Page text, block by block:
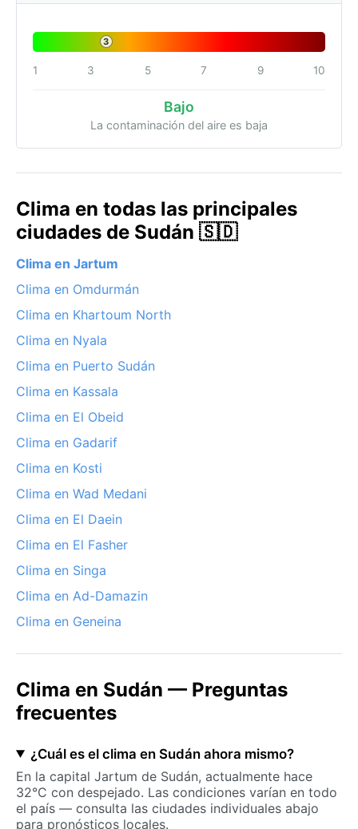
3
1 3 5 7 9 10
Bajo
La contaminación del aire es baja
Clima en todas las principales
ciudades de Sudán 🇸🇩
Clima en Jartum
Clima en Omdurmán
Clima en Khartoum North
Clima en Nyala
Clima en Puerto Sudán
Clima en Kassala
Clima en El Obeid
Clima en Gadarif
Clima en Kosti
Clima en Wad Medani
Clima en El Daein
Clima en El Fasher
Clima en Singa
Clima en Ad-Damazin
Clima en Geneina
Clima en Sudán — Preguntas
frecuentes
¿Cuál es el clima en Sudán ahora mismo?
En la capital Jartum de Sudán, actualmente hace
32°C con despejado. Las condiciones varían en todo
el país — consulta las ciudades individuales abajo
para pronósticos locales.